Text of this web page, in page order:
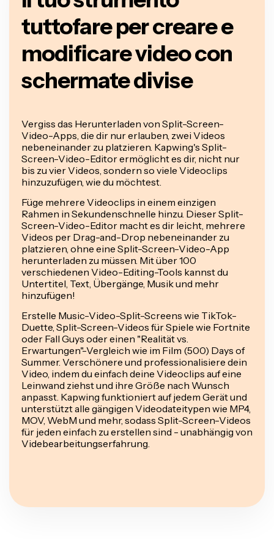
tuttofare per creare e
modificare video con
schermate divise
Vergiss das Herunterladen von Split-Screen-
Video-Apps, die dir nur erlauben, zwei Videos
nebeneinander zu platzieren. Kapwing's Split-
Screen-Video-Editor ermöglicht es dir, nicht nur
bis zu vier Videos, sondern so viele Videoclips
hinzuzufügen, wie du möchtest.
Füge mehrere Videoclips in einem einzigen
Rahmen in Sekundenschnelle hinzu. Dieser Split-
Screen-Video-Editor macht es dir leicht, mehrere
Videos per Drag-and-Drop nebeneinander zu
platzieren, ohne eine Split-Screen-Video-App
herunterladen zu müssen. Mit über 100
verschiedenen Video-Editing-Tools kannst du
Untertitel, Text, Übergänge, Musik und mehr
hinzufügen!
Erstelle Music-Video-Split-Screens wie TikTok-
Duette, Split-Screen-Videos für Spiele wie Fortnite
oder Fall Guys oder einen "Realität vs.
Erwartungen"-Vergleich wie im Film (500) Days of
Summer. Verschönere und professionalisiere dein
Video, indem du einfach deine Videoclips auf eine
Leinwand ziehst und ihre Größe nach Wunsch
anpasst. Kapwing funktioniert auf jedem Gerät und
unterstützt alle gängigen Videodateitypen wie MP4,
MOV, WebM und mehr, sodass Split-Screen-Videos
für jeden einfach zu erstellen sind - unabhängig von
Videbearbeitungserfahrung.